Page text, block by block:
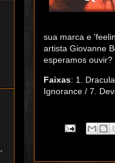
sua marca e
artista Giovanne
esperamos ouvir?
Faixas: 1.
Ignorance / 7.